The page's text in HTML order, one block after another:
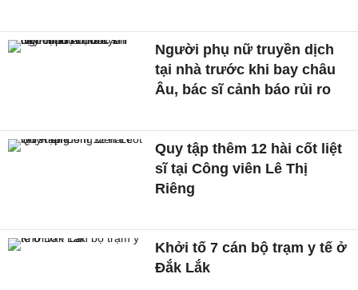
Người phụ nữ truyền dịch
tại nhà trước khi bay châu
Âu, bác sĩ cảnh báo rủi ro
Quy tập thêm 12 hài cốt liệt
sĩ tại Công viên Lê Thị
Riêng
Khởi tố 7 cán bộ trạm y tế ở
Đắk Lắk